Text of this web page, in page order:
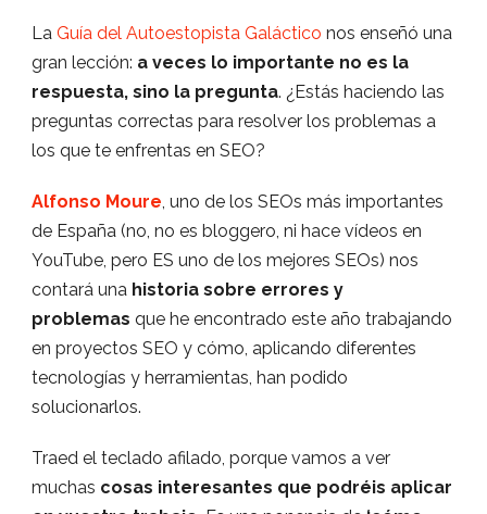
La Guía del Autoestopista Galáctico nos enseñó una
gran lección: a veces lo importante no es la
respuesta, sino la pregunta. ¿Estás haciendo las
preguntas correctas para resolver los problemas a
los que te enfrentas en SEO?
Alfonso Moure, uno de los SEOs más importantes
de España (no, no es bloggero, ni hace vídeos en
YouTube, pero ES uno de los mejores SEOs) nos
contará una historia sobre errores y
problemas que he encontrado este año trabajando
en proyectos SEO y cómo, aplicando diferentes
tecnologías y herramientas, han podido
solucionarlos.
Traed el teclado afilado, porque vamos a ver
muchas cosas interesantes que podréis aplicar